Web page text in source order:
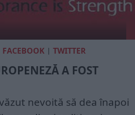
FACEBOOK |TWITTER
A FOST
nevoită să dea înapoi